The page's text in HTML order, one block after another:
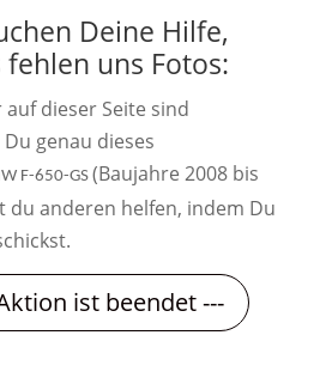
Deine Hilfe,
fehlen uns Fotos:
dieser Seite sind
genau dieses
F-650-GS(Baujahre 2008 bis
du anderen helfen, indem Du
ist beendet ---